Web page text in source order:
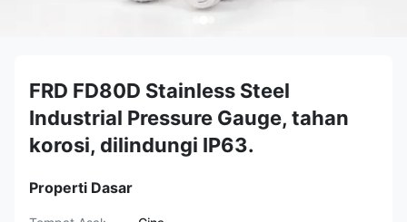
FRD FD80D Stainless Steel
Industrial Pressure Gauge, tahan
korosi, dilindungi IP63.
Properti Dasar